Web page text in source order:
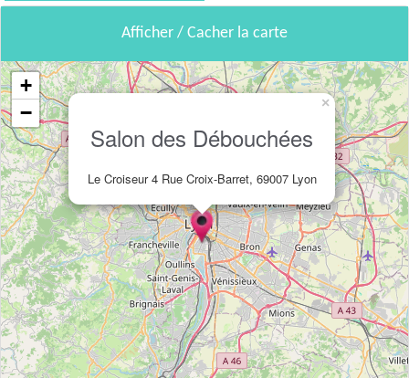
Afficher / Cacher la carte
Salon des Débouchées
Le Croiseur 4 Rue Croix-Barret, 69007 Lyon
×
+
−